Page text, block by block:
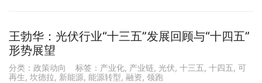
王勃华：光伏行业“十三五”发展回顾与“十四五”
形势展望
分类： 政策动向 标签： 产业化, 产业链, 光伏, 十三五, 十四五, 可
再生, 坎德拉, 新能源, 能源转型, 融资, 领跑